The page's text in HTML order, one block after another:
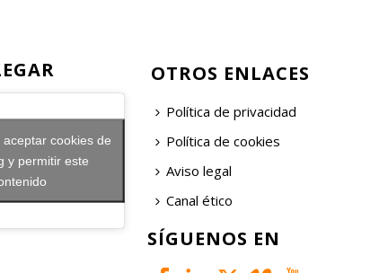
aceptar cookies de
y permitir este
OTROS ENLACES
Política de privacidad
Política de cookies
Aviso legal
Canal ético
SÍGUENOS EN